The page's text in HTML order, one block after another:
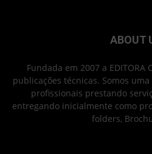
ABOUT
Fundada em 2007 a
publicações técnicas. Somos
profissionais prestando
entregando inicialmente como
folders,